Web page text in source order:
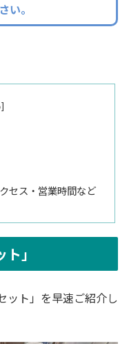
い。
セス・営業時間など
」
ット」を早速ご紹介し